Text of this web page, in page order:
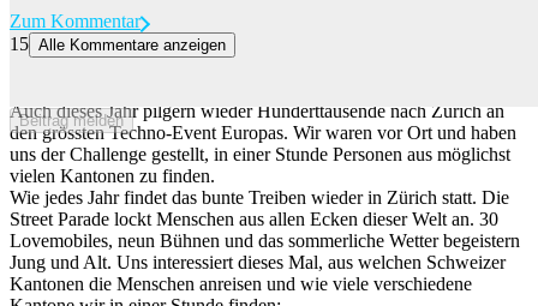
Beitrag melden
Zum Kommentar
15 Alle Kommentare anzeigen
Auch dieses Jahr pilgern wieder Hunderttausende nach Zürich an
den grössten Techno-Event Europas. Wir waren vor Ort und haben
uns der Challenge gestellt, in einer Stunde Personen aus möglichst
vielen Kantonen zu finden.
Wie jedes Jahr findet das bunte Treiben wieder in Zürich statt. Die
Street Parade lockt Menschen aus allen Ecken dieser Welt an. 30
Lovemobiles, neun Bühnen und das sommerliche Wetter begeistern
Jung und Alt. Uns interessiert dieses Mal, aus welchen Schweizer
Kantonen die Menschen anreisen und wie viele verschiedene